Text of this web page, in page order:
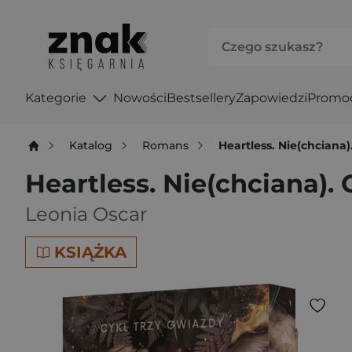
Kategorie NowościBestselleryZapowiedzi
Katalog Romans Heartless.
Heartless. Nie(chciana).
Leonia Oscar
KSIĄŻKA